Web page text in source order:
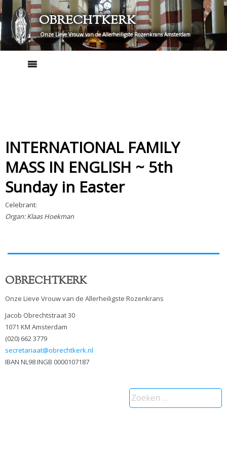
Skip
to
content
OBRECHTKERK
Onze Lieve Vrouw van de Allerheiligste Rozenkrans Amsterdam
INTERNATIONAL FAMILY
MASS IN ENGLISH ~ 5th
Sunday in Easter
Celebrant:
Organ: Klaas Hoekman
OBRECHTKERK
Onze Lieve Vrouw van de Allerheiligste Rozenkrans
Jacob Obrechtstraat 30
1071 KM Amsterdam
(020) 662 3779
secretariaat@obrechtkerk.nl
IBAN NL98 INGB 0000107187
Zoeken
naar: